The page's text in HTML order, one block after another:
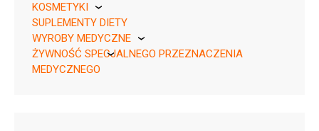
05909991536619 ¦ Rp ¦ 153927
1 blister 56 kaps.
KOSMETYKI
Pierre Fabre
SUPLEMENTY DIETY
WYROBY MEDYCZNE
KikGel
ŻYWNOŚĆ SPECJALNEGO PRZEZNACZENIA
MEDYCZNEGO